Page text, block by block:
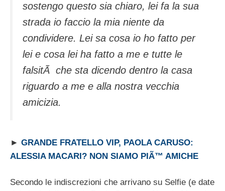
sostengo questo sia chiaro, lei fa la sua
strada io faccio la mia niente da
condividere. Lei sa cosa io ho fatto per
lei e cosa lei ha fatto a me e tutte le
falsitÃ che sta dicendo dentro la casa
riguardo a me e alla nostra vecchia
amicizia.
► GRANDE FRATELLO VIP, PAOLA CARUSO:
ALESSIA MACARI? NON SIAMO PIÃ™ AMICHE
Secondo le indiscrezioni che arrivano su Selfie (e date